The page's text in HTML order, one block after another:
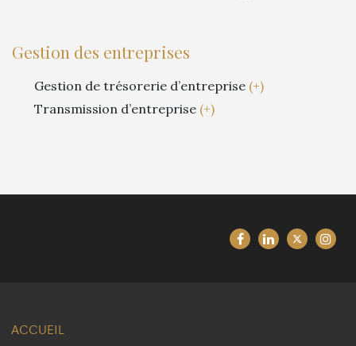
Gestion des entreprises
Gestion de trésorerie d’entreprise (+)
Transmission d’entreprise (+)
ACCUEIL